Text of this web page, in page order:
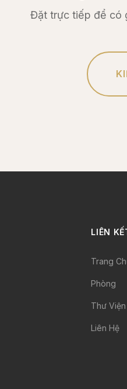
Đặt trực tiếp để có
LIÊN
Trang
Phòng
Thư Viện
Liên Hệ